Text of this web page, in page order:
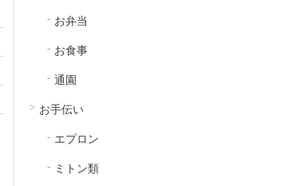
お弁当
お食事
通園
お手伝い
エプロン
ミトン類